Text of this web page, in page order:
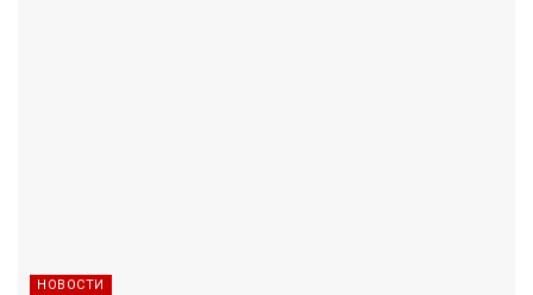
НОВОСТИ